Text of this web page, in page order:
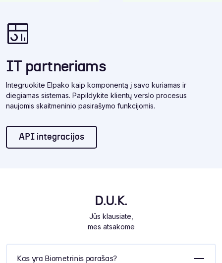
IT partneriams
Integruokite Elpako kaip komponentą į savo kuriamas ir
diegiamas sistemas. Papildykite klientų verslo procesus
naujomis skaitmeninio pasirašymo funkcijomis.
API integracijos
D.U.K.
Jūs klausiate,
mes atsakome
Kas yra Biometrinis parašas?